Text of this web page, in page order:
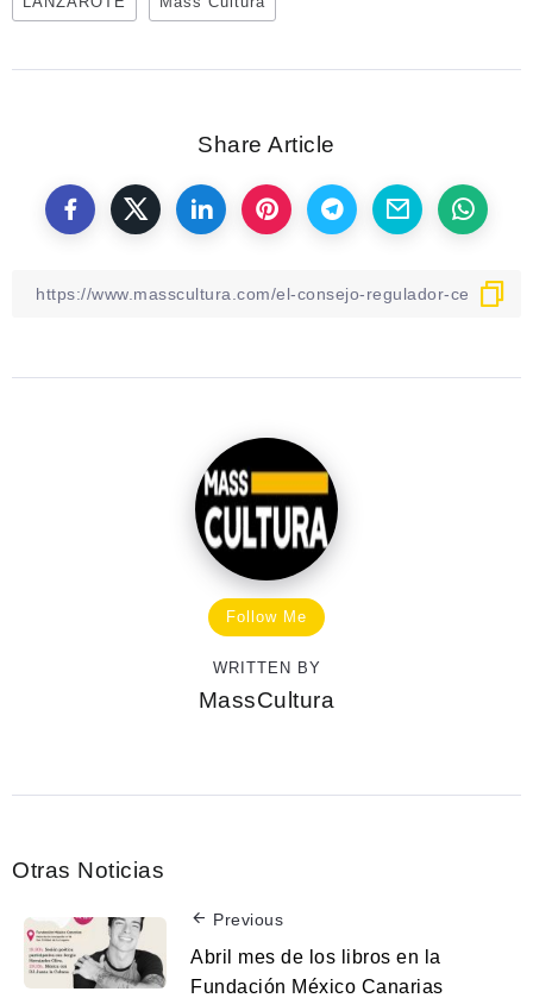
Share Article
Follow Me
WRITTEN BY
MassCultura
Otras Noticias
Previous
Abril mes de los libros en la
Fundación México Canarias